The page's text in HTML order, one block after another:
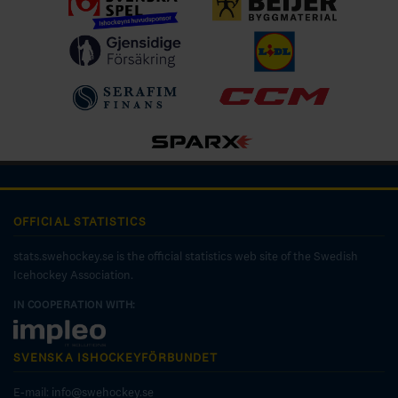
OFFICIAL STATISTICS
stats.swehockey.se is the official statistics web site of the Swedish
Icehockey Association.
IN COOPERATION WITH:
SVENSKA ISHOCKEYFÖRBUNDET
E-mail: info@swehockey.se